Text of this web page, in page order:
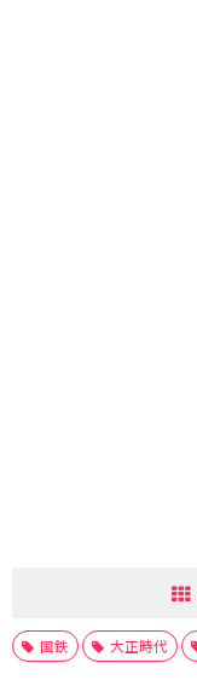
国鉄 大正時代